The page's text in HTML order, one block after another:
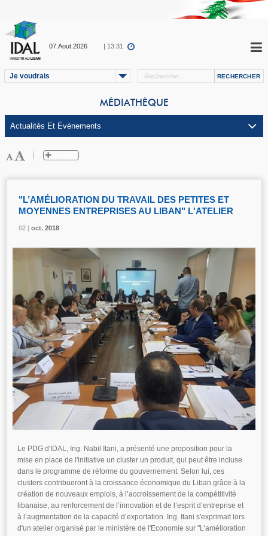
07.Aout.2026 | 13:31
Je voudrais
MÉDIATHÈQUE
02 | oct. 2018
"L’AMÉLIORATION DU TRAVAIL DES PETITES ET
MOYENNES ENTREPRISES AU LIBAN" L'ATELIER
02 | oct. 2018
02 | oct. 2018
Le PDG d'IDAL, Ing. Nabil Itani, a présenté une proposition pour la
mise en place de l'initiative un cluster un produit, qui peut être incluse
dans le programme de réforme du gouvernement. Selon lui, ces
clusters contribueront à la croissance économique du Liban grâce à la
création de nouveaux emplois, à l’accroissement de la compétitivité
libanaise, au renforcement de l’innovation et de l’esprit d’entreprise et
à l’augmentation de la capacité d’exportation. Ing. Itani s'exprimait lors
d'un atelier organisé par le ministère de l'Economie sur "L’amélioration